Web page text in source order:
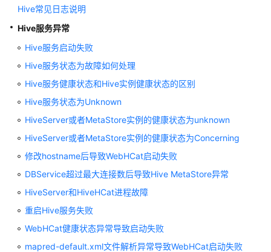
公
告
品
介
绍
计
费
说
明
快
速
门
Hive常见日志说明
Hive服务异常
Hive服务启动失败
Hive服务状态为故障如何处理
Hive服务健康状态和Hive实例健康状态的区别
Hive服务状态为Unknown
HiveServer或者MetaStore实例的健康状态为unknown
HiveServer或者MetaStore实例的健康状态为Concerning
修改hostname后导致WebHCat启动失败
DBService超过最大连接数后导致Hive MetaStore异常
HiveServer和HiveHCat进程故障
重启Hive服务失败
WebHCat健康状态异常导致启动失败
mapred-default.xml文件解析异常导致WebHCat启动失败